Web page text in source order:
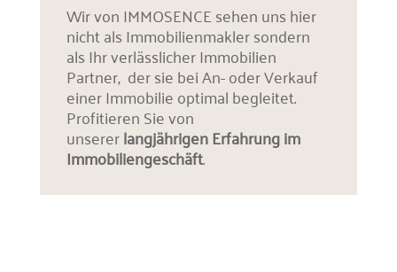
Wir von IMMOSENCE sehen uns hier
nicht als Immobilienmakler sondern
als Ihr verlässlicher Immobilien
Partner, der sie bei An- oder Verkauf
einer Immobilie optimal begleitet.
Profitieren Sie von
unsererlangjährigen Erfahrung im
Immobiliengeschäft.